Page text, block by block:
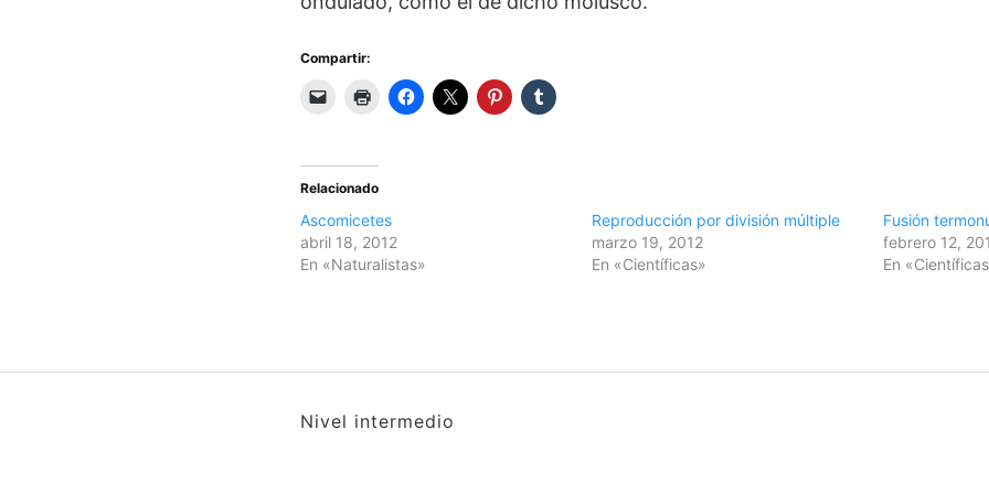
Compartir:
Relacionado
Ascomicetes
abril 18, 2012
En «Naturalistas»
Reproducción por división múltiple
marzo 19, 2012
En «Científicas»
Fusión
febrero 12,
En
Nivel intermedio